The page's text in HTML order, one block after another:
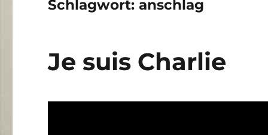
Schlagwort:anschlag
Je suis Charlie